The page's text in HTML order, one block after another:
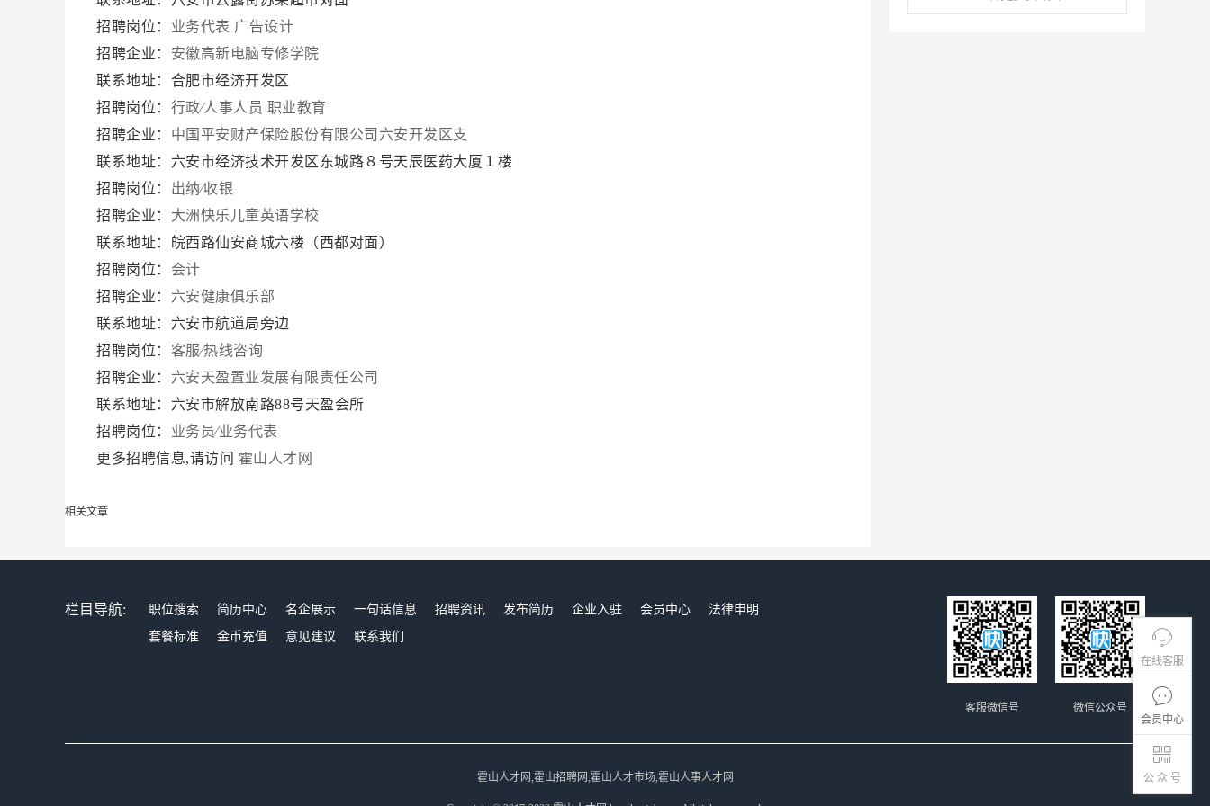
在线客服
会员中心
公 众 号
招聘岗位： 业务代表 广告设计
招聘企业： 安徽高新电脑专修学院
联系地址：合肥市经济开发区
招聘岗位： 行政∕人事人员 职业教育
招聘企业： 中国平安财产保险股份有限公司六安开发区支
联系地址：六安市经济技术开发区东城路８号天辰医药大厦１楼
招聘岗位： 出纳∕收银
招聘企业： 大洲快乐儿童英语学校
联系地址：皖西路仙安商城六楼（西都对面）
招聘岗位： 会计
招聘企业： 六安健康俱乐部
联系地址：六安市航道局旁边
招聘岗位： 客服∕热线咨询
招聘企业： 六安天盈置业发展有限责任公司
联系地址：六安市解放南路88号天盈会所
招聘岗位： 业务员∕业务代表
更多招聘信息,请访问 霍山人才网
相关文章
栏目导航: 职位搜索 简历中心 名企展示 一句话信息 招聘资讯 发布简历 企业入驻 会员中心
法律申明
套餐标准
金币充值 意见建议 联系我们
微信公众号
客服微信号
霍山人才网,霍山招聘网,霍山人才市场,霍山人事人才网